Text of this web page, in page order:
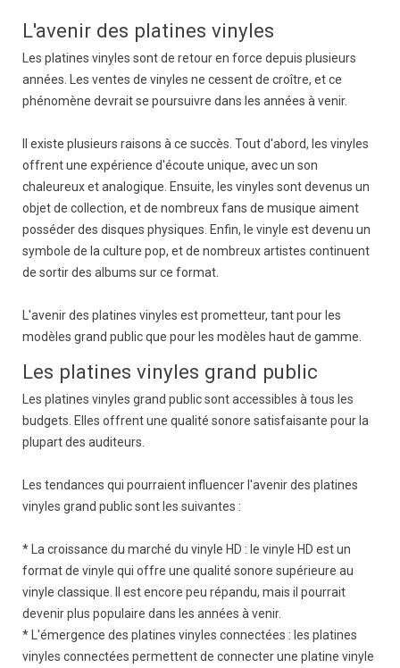
L'avenir des platines vinyles
Les platines vinyles sont de retour en force depuis plusieurs
années. Les ventes de vinyles ne cessent de croître, et ce
phénomène devrait se poursuivre dans les années à venir.
Il existe plusieurs raisons à ce succès. Tout d'abord, les vinyles
offrent une expérience d'écoute unique, avec un son
chaleureux et analogique. Ensuite, les vinyles sont devenus un
objet de collection, et de nombreux fans de musique aiment
posséder des disques physiques. Enfin, le vinyle est devenu un
symbole de la culture pop, et de nombreux artistes continuent
de sortir des albums sur ce format.
L'avenir des platines vinyles est prometteur, tant pour les
modèles grand public que pour les modèles haut de gamme.
Les platines vinyles grand public
Les platines vinyles grand public sont accessibles à tous les
budgets. Elles offrent une qualité sonore satisfaisante pour la
plupart des auditeurs.
Les tendances qui pourraient influencer l'avenir des platines
vinyles grand public sont les suivantes :
* La croissance du marché du vinyle HD : le vinyle HD est un
format de vinyle qui offre une qualité sonore supérieure au
vinyle classique. Il est encore peu répandu, mais il pourrait
devenir plus populaire dans les années à venir.
* L'émergence des platines vinyles connectées : les platines
vinyles connectées permettent de connecter une platine vinyle